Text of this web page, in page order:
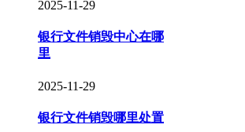
2025-11-29
银行文件销毁中心在哪
里
2025-11-29
银行文件销毁哪里处置